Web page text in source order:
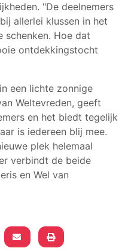
"De deelnemers
allerlei klussen in het
schenken. Hoe dat
ontdekkingstocht
een lichte zonnige
Weltevreden, geeft
en het biedt tegelijk
is iedereen blij mee.
plek helemaal
verbindt de beide
en Wel van